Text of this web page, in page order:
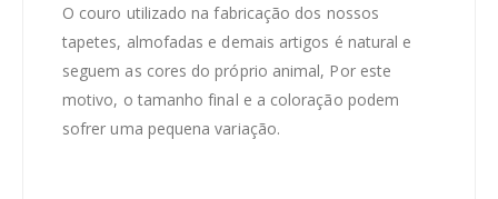
O couro utilizado na fabricação dos nossos
tapetes, almofadas e demais artigos é natural e
seguem as cores do próprio animal, Por este
motivo, o tamanho final e a coloração podem
sofrer uma pequena variação.